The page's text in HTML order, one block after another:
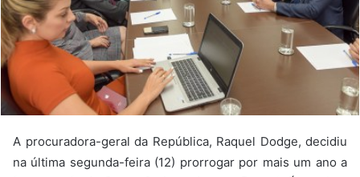
A procuradora-geral da República, Raquel Dodge, decidiu
na última segunda-feira (12) prorrogar por mais um ano a